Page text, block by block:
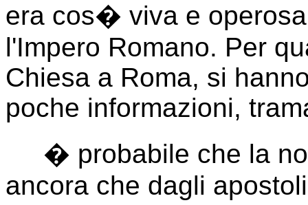
era cos� viva e
l'Impero Romano. Per
Chiesa a Roma, si
poche informazioni,
� probabile che la
ancora che dagli